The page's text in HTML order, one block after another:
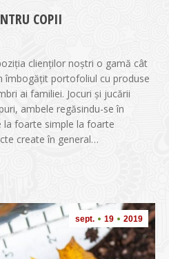
COPII
clienților noștri o gamă cât
îmbogățit portofoliul cu produse
ai familiei. Jocuri şi jucării
ambele regăsindu-se în
la foarte simple la foarte
create în general…
sept. 19 2019